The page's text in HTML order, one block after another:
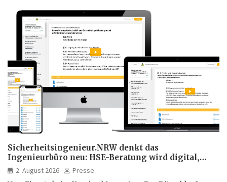
Sicherheitsingenieur.NRW denkt das
Ingenieurbüro neu: HSE-Beratung wird digital,
hybrid und multimedial
2. August 2026
Presse